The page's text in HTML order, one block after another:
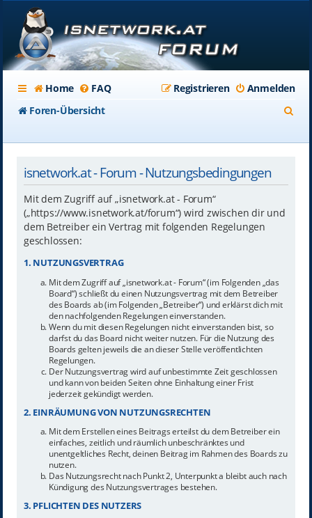
Home FAQ Anmelden
Registrieren
Foren-Übersicht
isnetwork.at - Forum - Nutzungsbedingungen
Mit dem Zugriff auf „isnetwork.at - Forum“
(„https://www.isnetwork.at/forum“) wird zwischen dir und
dem Betreiber ein Vertrag mit folgenden Regelungen
geschlossen:
1. NUTZUNGSVERTRAG
Mit dem Zugriff auf „isnetwork.at - Forum“ (im Folgenden „das
Board“) schließt du einen Nutzungsvertrag mit dem Betreiber
des Boards ab (im Folgenden „Betreiber“) und erklärst dich mit
den nachfolgenden Regelungen einverstanden.
Wenn du mit diesen Regelungen nicht einverstanden bist, so
darfst du das Board nicht weiter nutzen. Für die Nutzung des
Boards gelten jeweils die an dieser Stelle veröffentlichten
Regelungen.
Der Nutzungsvertrag wird auf unbestimmte Zeit geschlossen
und kann von beiden Seiten ohne Einhaltung einer Frist
jederzeit gekündigt werden.
2. EINRÄUMUNG VON NUTZUNGSRECHTEN
Mit dem Erstellen eines Beitrags erteilst du dem Betreiber ein
einfaches, zeitlich und räumlich unbeschränktes und
unentgeltliches Recht, deinen Beitrag im Rahmen des Boards zu
nutzen.
Das Nutzungsrecht nach Punkt 2, Unterpunkt a bleibt auch nach
Kündigung des Nutzungsvertrages bestehen.
3. PFLICHTEN DES NUTZERS